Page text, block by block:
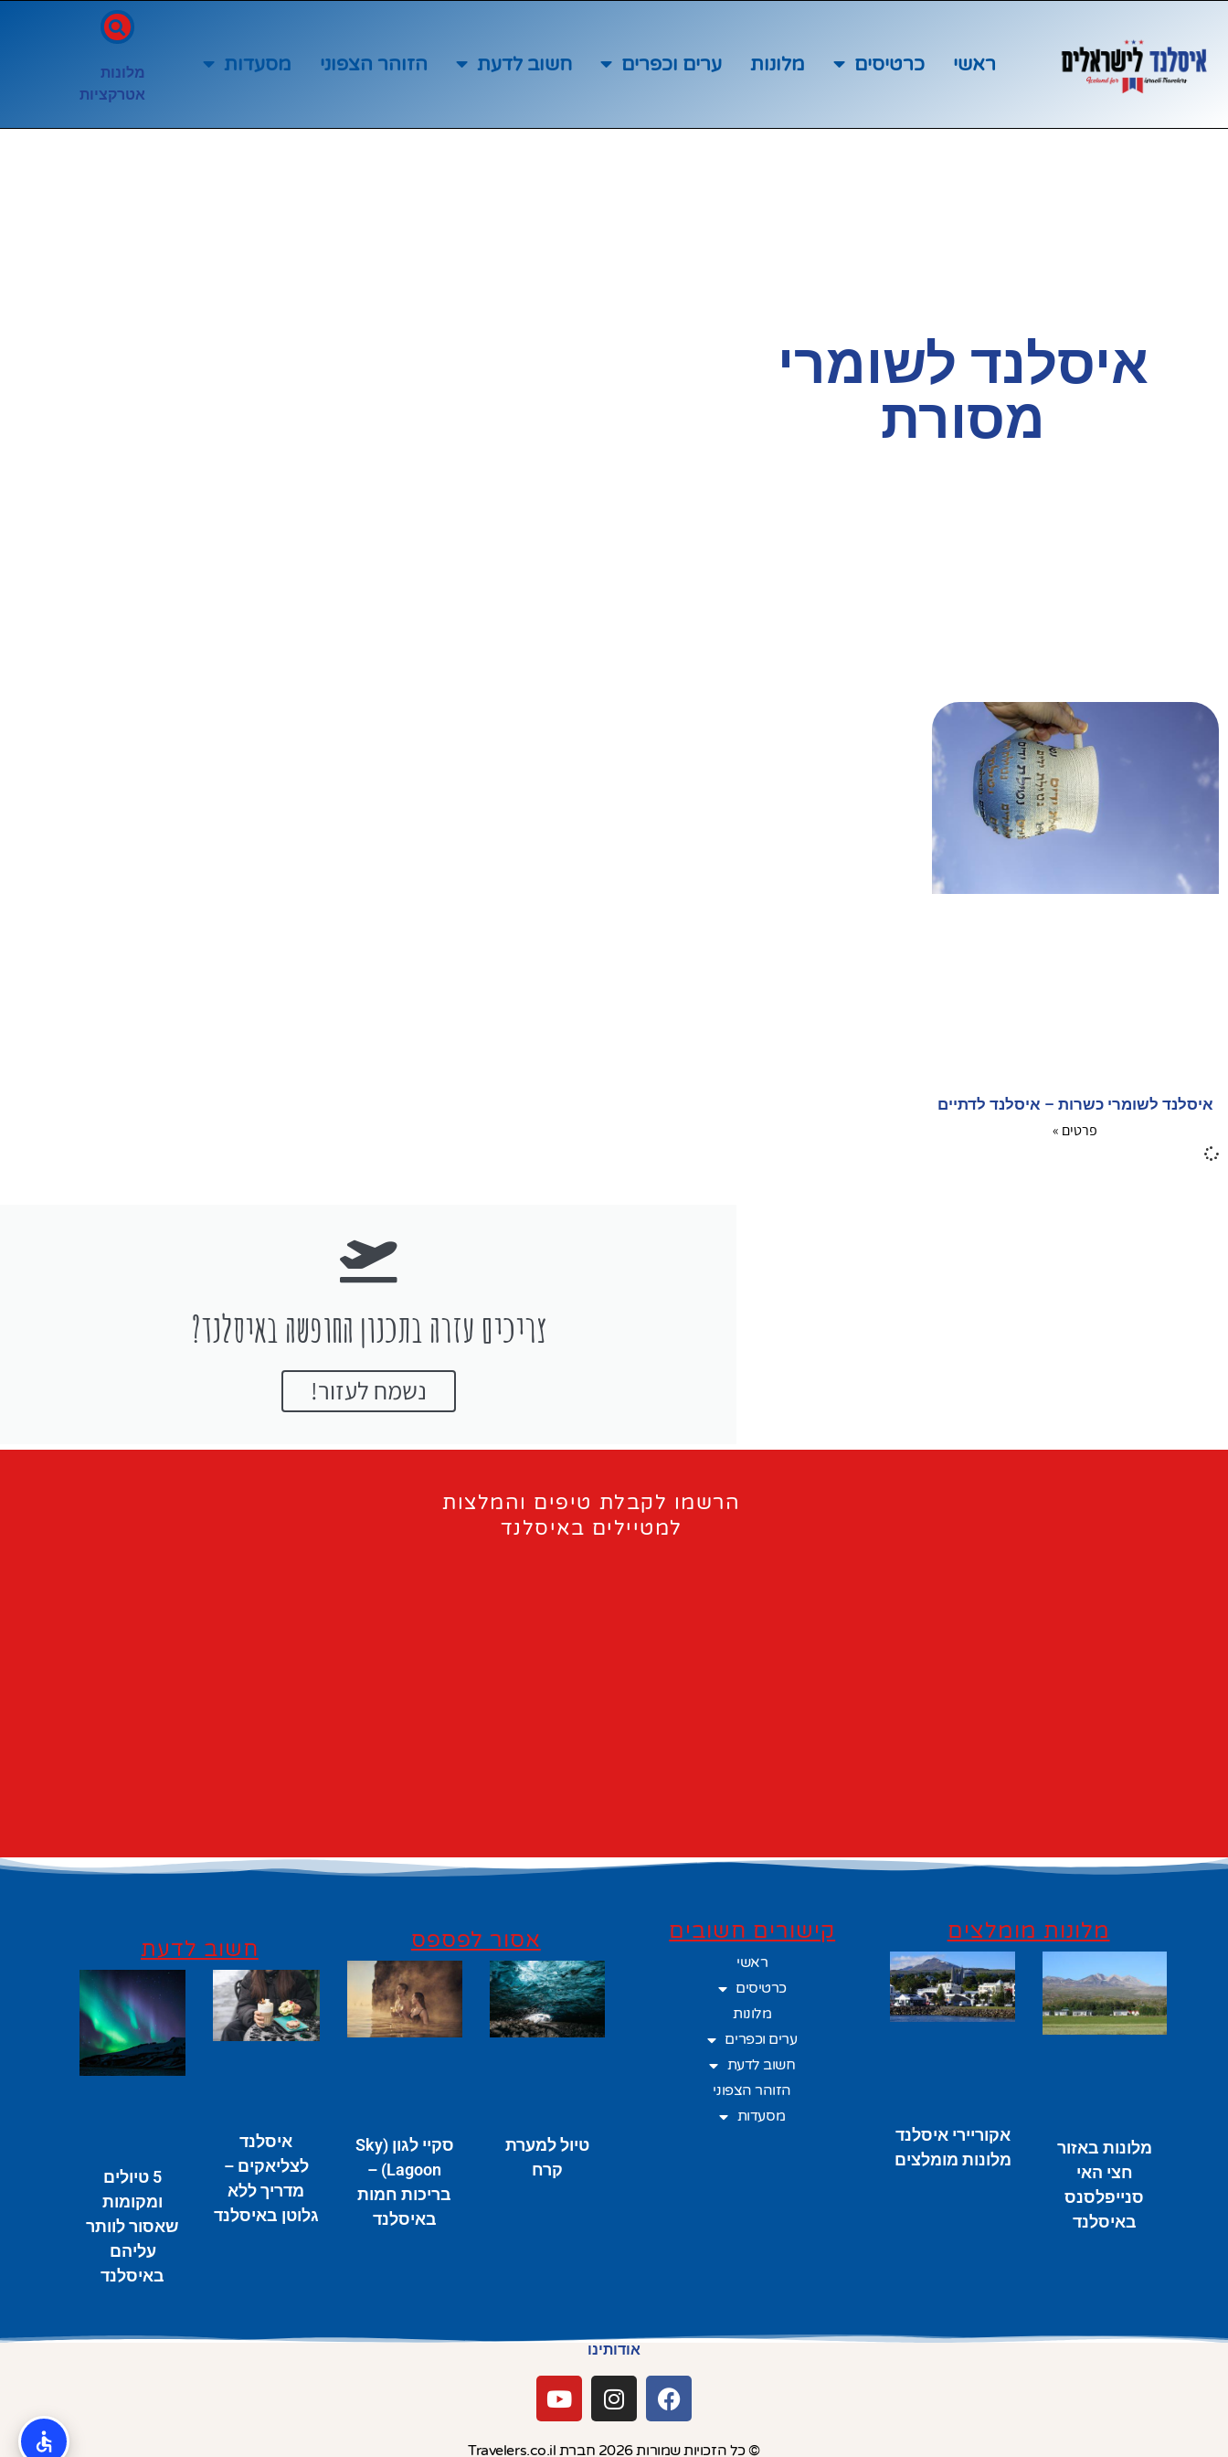
ראשי כרטיסים מלונות ערים וכפרים חשוב לדעת הזוהר הצפוני מסעדות
מלונות
אטרקציות
איסלנד לשומרי
מסורת
איסלנד לשומרי כשרות – איסלנד לדתיים
פרטים »
צריכים עזרה בתכנון החופשה באיסלנד?
נשמח לעזור!
הרשמו לקבלת טיפים והמלצות
למטיילים באיסלנד
מלונות מומלצים
מלונות באזור
חצי האי
סנייפלסנס
באיסלנד
אקוריירי איסלנד
מלונות מומלצים
קישורים חשובים
ראשי
כרטיסים
מלונות
ערים וכפרים
חשוב לדעת
הזוהר הצפוני
מסעדות
אסור לפספס
טיול למערת
קרח
סקיי לגון (Sky
Lagoon) –
בריכות חמות
באיסלנד
חשוב לדעת
איסלנד
לצליאקים –
מדריך ללא
גלוטן באיסלנד
5 טיולים
ומקומות
שאסור לוותר
עליהם
באיסלנד
אודותינו
© כל הזכויות שמורות 2026 חברת Travelers.co.il